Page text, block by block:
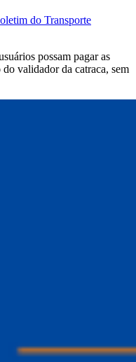
do Transporte
possam pagar as
validador da catraca, sem